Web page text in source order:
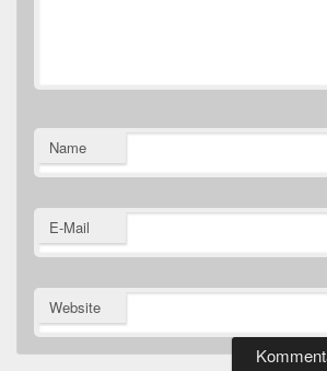
Name
E-Mail
Website